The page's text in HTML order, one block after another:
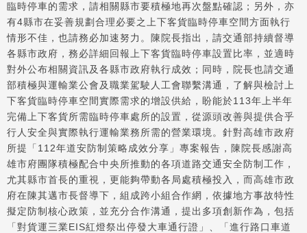
臨時停車的需求，請相關縣市要積極地再次盤點確認；另外，亦
有4縣市在妥善規劃合理必要之上下客貨臨時停車空間方面執行
情形不佳，也請務必加速努力。陳院長指出，請交通部持續督導
各縣市政府，務必詳細回報上下客貨臨時停車設置比率，並適時
對外公布相關資訊及各縣市政府執行成效；同時，院長也請交通
部積極與運輸業公會及職業駕駛人工會聯繫溝通，了解與檢討上
下客貨臨時停車空間實際需求的增設供給，盼能於113年上半年
完備上下客貨所需臨時停車處所的設置，從源頭改善與提供合乎
行人安全與實際執行運輸業務所需的營業環境。針對高雄市政府
所提「112年道安防制策略成效分享」專案報告，陳院長感謝高
雄市府團隊積極配合中央所推動的各項道路交通安全防制工作，
尤其縣市首長的重視，更能夠帶動各局處積極投入，而高雄市政
府在陳其邁市長督導下，組成跨小組合作網，依據地方事故特性
擬定防制核心政策，並充分合作溝通，提出多項創新作為，包括
「對貨運三業EIS紅燈祭出停發大車通行證」、「進行路口車道